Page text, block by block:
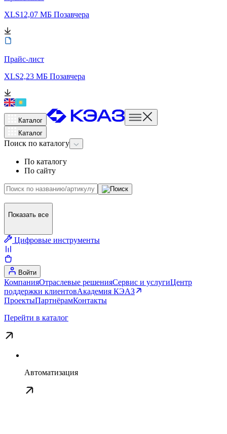
XLS12,07 МБ Позавчера
Прайс-лист
XLS2,23 МБ Позавчера
Каталог
Каталог
Поиск по каталогу
По каталогу
По сайту
Показать все
Цифровые инструменты
Войти
КомпанияОтраслевые решенияСервис и услугиЦентр
поддержки клиентовАкадемия КЭАЗ
ПроектыПартнёрамКонтакты
Перейти в каталог
Автоматизация